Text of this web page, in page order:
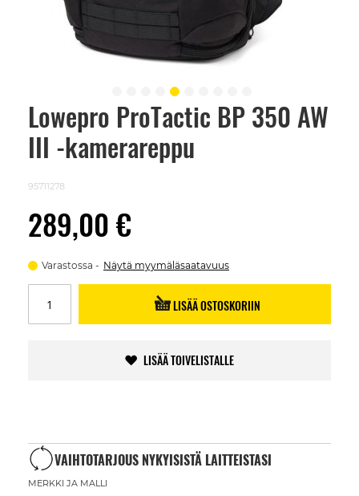
Lowepro ProTactic BP 350 AW
III -kamerareppu
95711278
289,00 €
Varastossa Näytä myymäläsaatavuus
LISÄÄ OSTOSKORIIN
LISÄÄ TOIVELISTALLE
VAIHTOTARJOUS NYKYISISTÄ LAITTEISTASI
MERKKI JA MALLI
Skip
beginning
images